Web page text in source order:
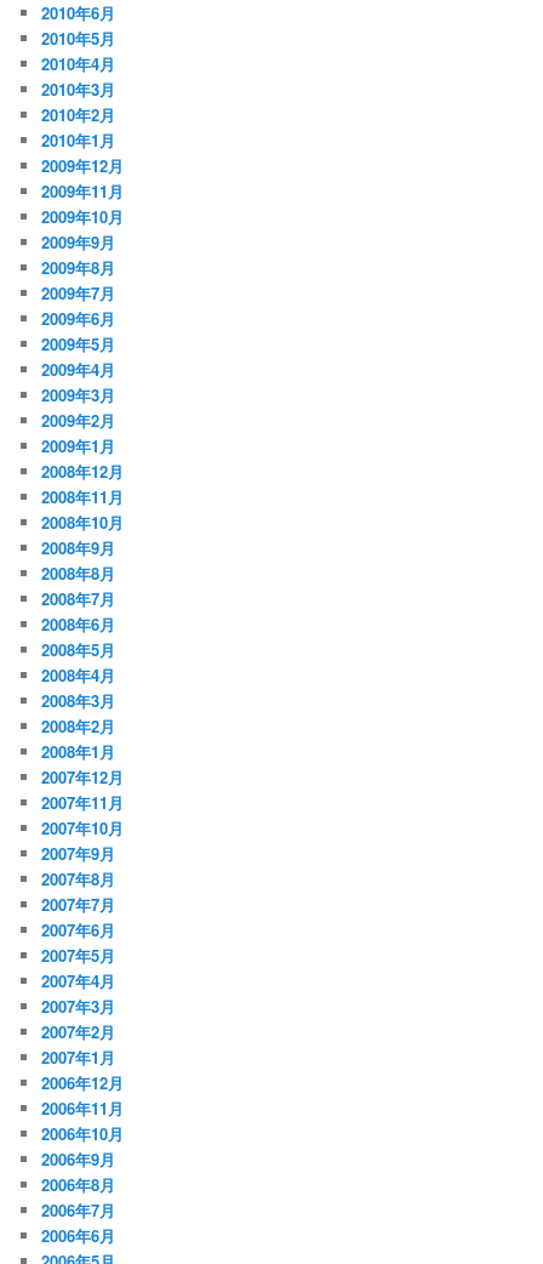
2010年6月
2010年5月
2010年4月
2010年3月
2010年2月
2010年1月
2009年12月
2009年11月
2009年10月
2009年9月
2009年8月
2009年7月
2009年6月
2009年5月
2009年4月
2009年3月
2009年2月
2009年1月
2008年12月
2008年11月
2008年10月
2008年9月
2008年8月
2008年7月
2008年6月
2008年5月
2008年4月
2008年3月
2008年2月
2008年1月
2007年12月
2007年11月
2007年10月
2007年9月
2007年8月
2007年7月
2007年6月
2007年5月
2007年4月
2007年3月
2007年2月
2007年1月
2006年12月
2006年11月
2006年10月
2006年9月
2006年8月
2006年7月
2006年6月